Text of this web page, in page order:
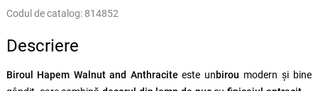
Codul de catalog: 814852
Descriere
Biroul Hapem Walnut and Anthracite este unbirou modern și bine